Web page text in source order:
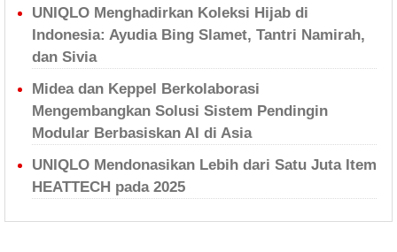
UNIQLO Menghadirkan Koleksi Hijab di
Indonesia: Ayudia Bing Slamet, Tantri Namirah,
dan Sivia
Midea dan Keppel Berkolaborasi
Mengembangkan Solusi Sistem Pendingin
Modular Berbasiskan AI di Asia
UNIQLO Mendonasikan Lebih dari Satu Juta Item
HEATTECH pada 2025